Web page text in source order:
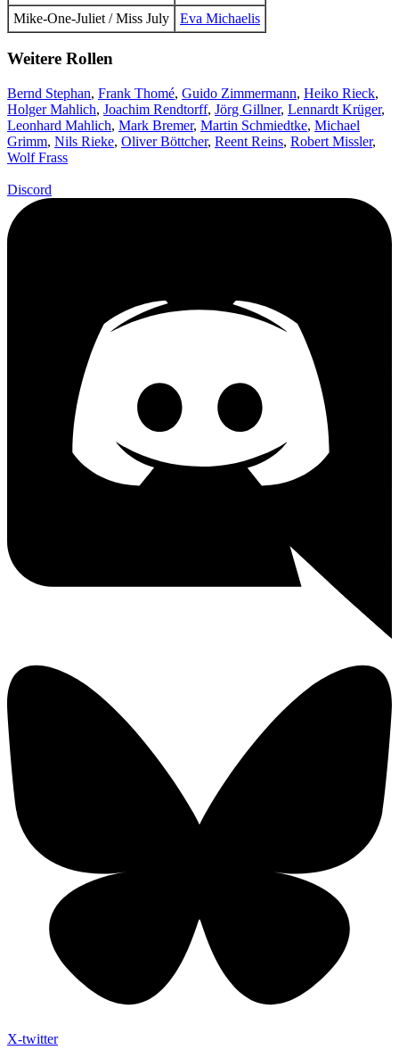
Mike-One-Juliet / Miss July
Eva Michaelis
Weitere Rollen
Bernd Stephan, Frank Thomé, Guido Zimmermann, Heiko Rieck,
Holger Mahlich, Joachim Rendtorff, Jörg Gillner, Lennardt Krüger,
Leonhard Mahlich, Mark Bremer, Martin Schmiedtke, Michael
Grimm, Nils Rieke, Oliver Böttcher, Reent Reins, Robert Missler,
Wolf Frass
Discord
X-twitter